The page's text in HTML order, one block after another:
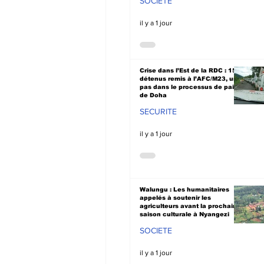
il y a 1 jour
Crise dans l’Est de la RDC : 15
détenus remis à l’AFC/M23, un
pas dans le processus de paix
de Doha
SECURITE
il y a 1 jour
Walungu : Les humanitaires
appelés à soutenir les
agriculteurs avant la prochaine
saison culturale à Nyangezi
SOCIETE
il y a 1 jour